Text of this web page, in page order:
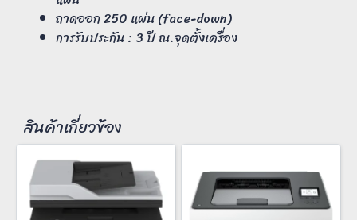
ถาดออก 250 แผ่น (face-down)
การรับประกัน : 3 ปี ณ.จุดตั้งเครื่อง
สินค้าเกี่ยวข้อง